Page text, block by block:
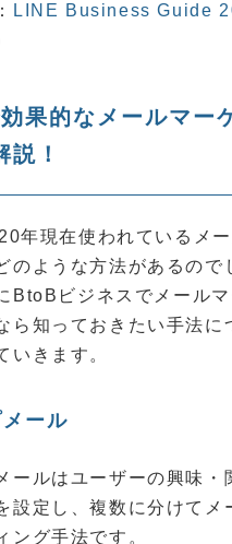
LINE Business Guide
果的なメールマー
説！
年現在使われている メ
のような方法があるので
BtoBビジネスでメール
ら知っておきたい手法に
いきます。
ール
ールはユーザーの興味・
設定し、複数に分けてメ
ング手法です。